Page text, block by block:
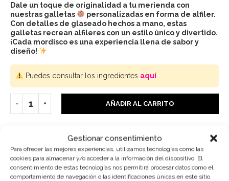
Gestionar consentimiento
Para ofrecer las mejores experiencias, utilizamos tecnologías como las
cookies para almacenar y/o acceder a la información del dispositivo. El
consentimiento de estas tecnologías nos permitirá procesar datos como el
comportamiento de navegación o las identificaciones únicas en este sitio.
Dale un toque de originalidad a tu merienda con
nuestras galletas
personalizadas en forma de alfiler.
Con detalles de glaseado hechos a mano, estas
galletas recrean alfileres con un estilo único y divertido.
¡Cada mordisco es una experiencia llena de sabor y
diseño!
Puedes consultar los ingredientes aquí.
AÑADIR AL CARRITO
SKU:
Categoría:Costura